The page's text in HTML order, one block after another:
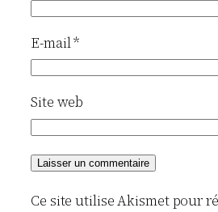
E-mail*
Site web
Ce site utilise Akismet pour